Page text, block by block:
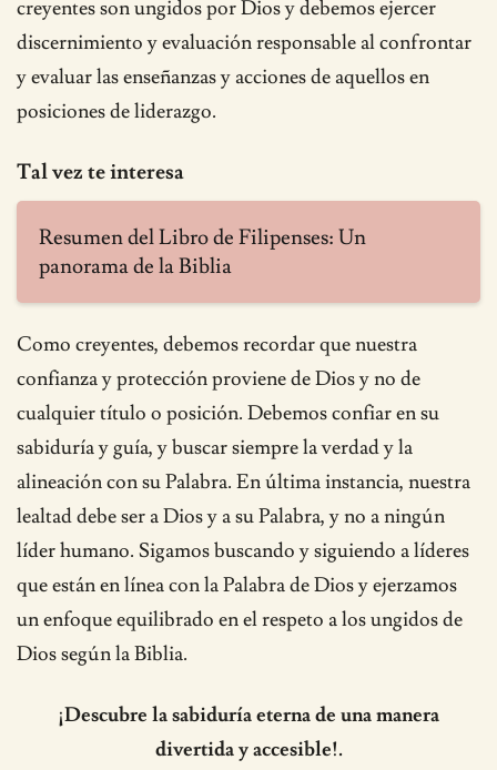
creyentes son ungidos por Dios y debemos ejercer
discernimiento y evaluación responsable al confrontar
y evaluar las enseñanzas y acciones de aquellos en
posiciones de liderazgo.
Tal vez te interesa
Resumen del Libro de Filipenses: Un
panorama de la Biblia
Como creyentes, debemos recordar que nuestra
confianza y protección proviene de Dios y no de
cualquier título o posición. Debemos confiar en su
sabiduría y guía, y buscar siempre la verdad y la
alineación con su Palabra. En última instancia, nuestra
lealtad debe ser a Dios y a su Palabra, y no a ningún
líder humano. Sigamos buscando y siguiendo a líderes
que están en línea con la Palabra de Dios y ejerzamos
un enfoque equilibrado en el respeto a los ungidos de
Dios según la Biblia.
¡Descubre la sabiduría eterna de una manera
divertida y accesible!.